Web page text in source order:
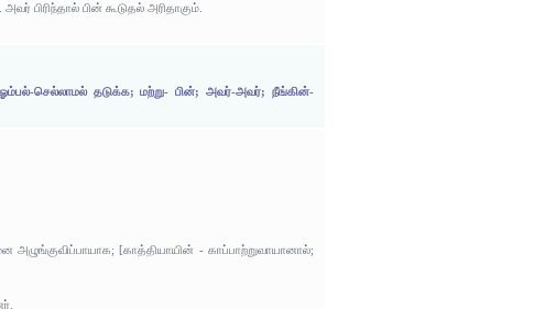
பிரிந்தால் பின் கூடுதல் அரிதாகும்.
செல்லாமல் தடுக்க; மற்று- பின்; அவர்-அவர்; நீங்கின்-
[காத்தியாயின் - காப்பாற்றுவாயானால்;